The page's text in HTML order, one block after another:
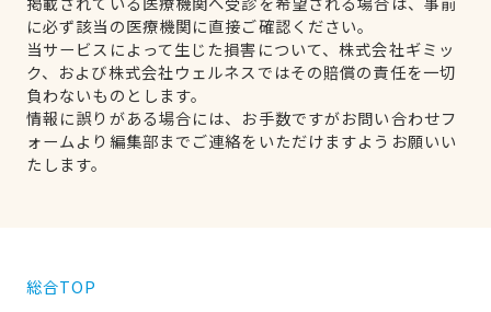
に必ず該当の医療機関に直接ご確認ください。
当サービスによって生じた損害について、株式会社ギミッ
ク、および株式会社ウェルネスではその賠償の責任を一切
負わないものとします。
情報に誤りがある場合には、お手数ですがお問い合わせフ
ォームより編集部までご連絡をいただけますようお願いい
たします。
総合TOP